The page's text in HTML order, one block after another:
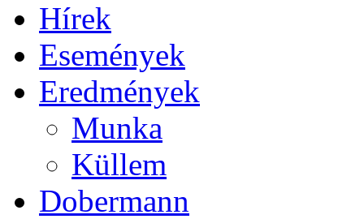
Hírek
Események
Eredmények
Munka
Küllem
Dobermann